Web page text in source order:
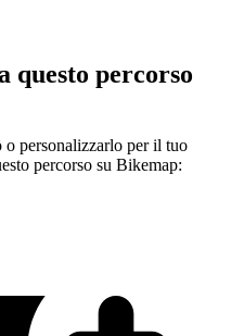
questo percorso
personalizzarlo per il tuo
percorso su Bikemap: